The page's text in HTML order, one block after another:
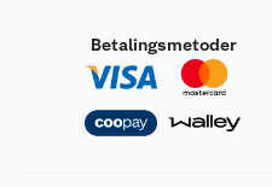
Betalingsmetoder